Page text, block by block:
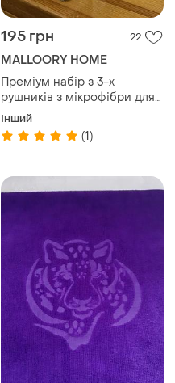
195 грн 22
MALLOORY HOME
Преміум набір з 3-х
рушників з мікрофібри для
кухні, для рук та для
обличчя, висока щільність,
з петелькою, мʼякі, добре
сохнуть
Інший
(1)